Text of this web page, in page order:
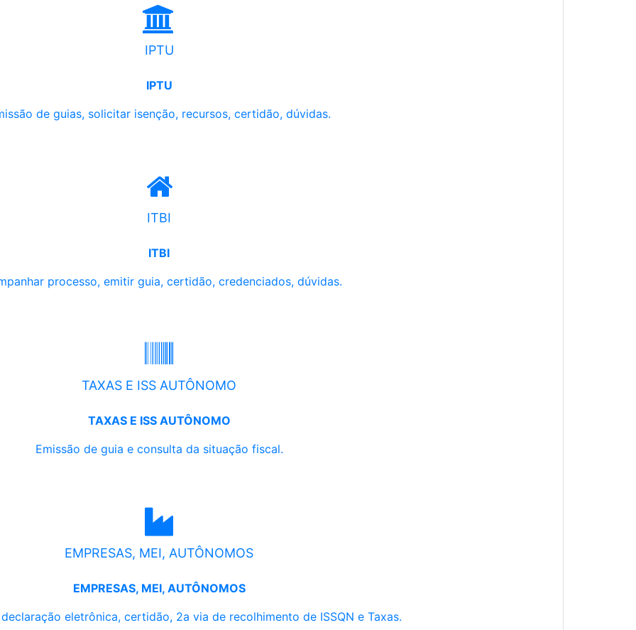
IPTU
IPTU
de guias, solicitar isenção, recursos, certidão, dúvidas.
ITBI
ITBI
processo, emitir guia, certidão, credenciados, dúvidas.
TAXAS E ISS AUTÔNOMO
TAXAS E ISS AUTÔNOMO
Emissão de guia e consulta da situação fiscal.
EMPRESAS, MEI, AUTÔNOMOS
EMPRESAS, MEI, AUTÔNOMOS
eletrônica, certidão, 2a via de recolhimento de ISSQN e Taxas.